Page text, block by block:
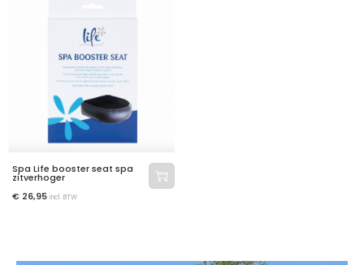
Spa Life booster seat spa
zitverhoger
€ 26,95 incl. BTW